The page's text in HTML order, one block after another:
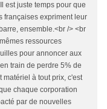
est juste temps pour que
françaises expriment leur
ensemble.<br /> <br
ressources
pour annoncer aux
train de perdre 5% de
matériel à tout prix, c'est
chaque corporation
par de nouvelles